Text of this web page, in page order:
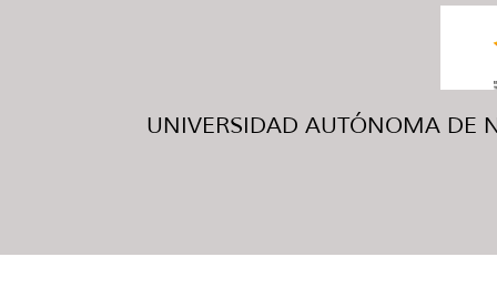
UNIVERSIDAD AUTÓNOMA DE